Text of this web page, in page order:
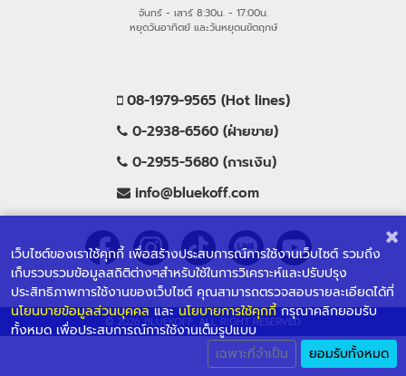
เว็บไซต์ของเราใช้คุกกี้ เพื่อสร้างประสบการณ์การใช้งานเว็บไซต์ รวมถึง
เก็บรวบรวมข้อมูลสถิติต่างๆสำหรับใช้ในการวิเคราะห์และปรับปรุง
ประสิทธิภาพการใช้งานของเว็บไซต์ คุณสามารถตรวจสอบรายละเอียดได้ที่
นโยนบายข้อมูลส่วนบุคคลและนโยบายการใช้คุกกี้กรุณาคลิกยอมรับ
ทั้งหมด เพื่อประสบการณ์การใช้งานเต็มรูปแบบ
เฉพาะที่จำเป็น
ยอมรับทั้งหมด
จันทร์ - เสาร์ 8:30น. - 17:00น.
หยุดวันอาทิตย์ และวันหยุดนขัตฤกษ์
08-1979-9565 (Hot lines)
0-2938-6560 (ฝ่ายขาย)
0-2955-5680 (การเงิน)
info@bluekoff.com
© 2026 BLUEKOFF, ALL RIGHT RESERVED